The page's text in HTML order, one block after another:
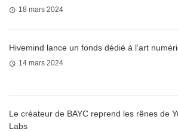
18 mars 2024
Hivemind lance un fonds dédié à l’art
14 mars 2024
Le créateur de BAYC reprend les rênes de
Labs